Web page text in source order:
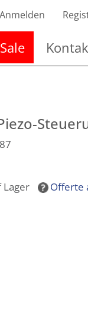
Anmelden
Sale
Lager Offerte